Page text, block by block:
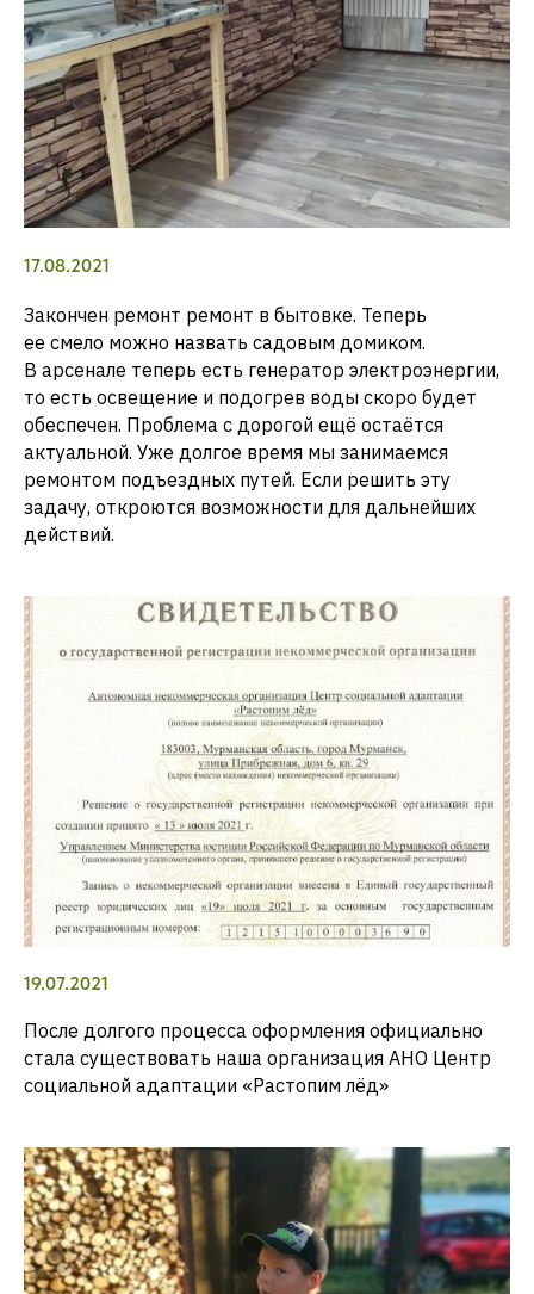
17.08.2021
Закончен ремонт ремонт в бытовке. Теперь
ее смело можно назвать садовым домиком.
В арсенале теперь есть генератор электроэнергии,
то есть освещение и подогрев воды скоро будет
обеспечен. Проблема с дорогой ещё остаётся
актуальной. Уже долгое время мы занимаемся
ремонтом подъездных путей. Если решить эту
задачу, откроются возможности для дальнейших
действий.
19.07.2021
После долгого процесса оформления официально
стала существовать наша организация АНО Центр
социальной адаптации «Растопим лёд»